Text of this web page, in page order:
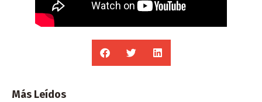
Más Leídos